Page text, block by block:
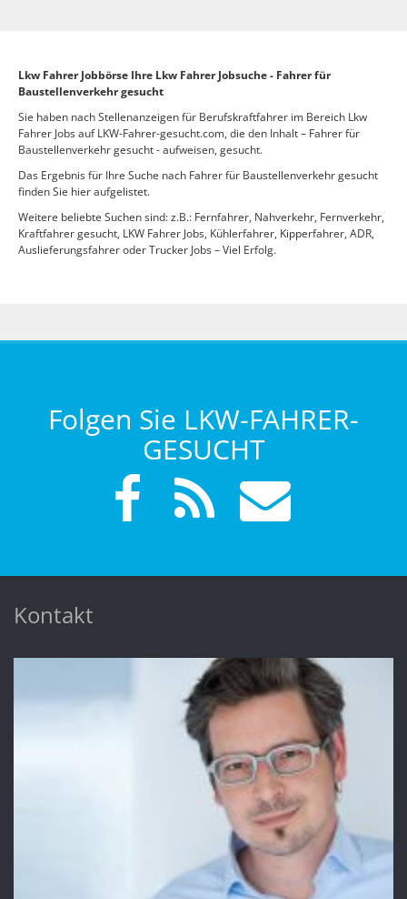
Lkw Fahrer Jobbörse Ihre Lkw Fahrer Jobsuche - Fahrer für
Baustellenverkehr gesucht
Sie haben nach Stellenanzeigen für Berufskraftfahrer im Bereich Lkw
Fahrer Jobs auf LKW-Fahrer-gesucht.com, die den Inhalt – Fahrer für
Baustellenverkehr gesucht - aufweisen, gesucht.
Das Ergebnis für Ihre Suche nach Fahrer für Baustellenverkehr gesucht
finden Sie hier aufgelistet.
Weitere beliebte Suchen sind: z.B.: Fernfahrer, Nahverkehr, Fernverkehr,
Kraftfahrer gesucht, LKW Fahrer Jobs, Kühlerfahrer, Kipperfahrer, ADR,
Auslieferungsfahrer oder Trucker Jobs – Viel Erfolg.
Folgen Sie LKW-FAHRER-
GESUCHT
Kontakt